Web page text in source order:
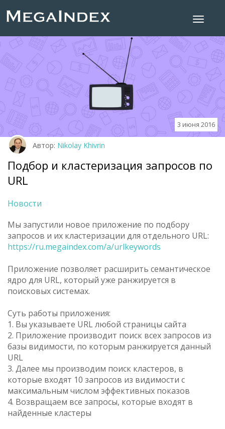
3 июня 2016
Автор: Nikolay Khivrin
Подбор и кластеризация запросов по
URL
Новости
Мы запустили новое приложение по подбору
запросов и их кластеризации для отдельного URL:
https://ru.megaindex.com/a/urlkeywords
Приложение позволяет расширить семантическое
ядро для URL, который уже ранжируется в
поисковых системах.
Суть работы приложения:
1. Вы указываете URL любой страницы сайта
2. Приложение производит поиск всех запросов из
базы видимости, по которым ранжируется данный
URL
3. Далее мы производим поиск кластеров, в
которые входят 10 запросов из видимости с
максимальным числом эффективных показов
4. Возвращаем все запросы, которые входят в
найденные кластеры